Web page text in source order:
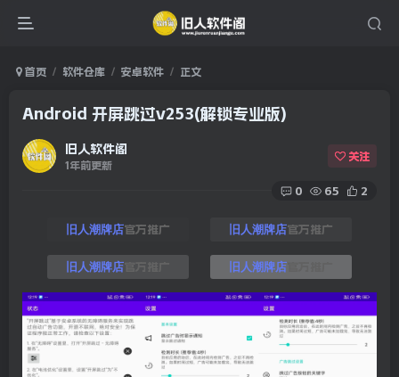
首页 软件仓库 安卓软件 正文
Android 开屏跳过v253(解锁专业版)
旧人软件阁
1年前更新
关注
0 65 2
旧人潮牌店官方推广 旧人潮牌店官方推广
旧人潮牌店官方推广 旧人潮牌店